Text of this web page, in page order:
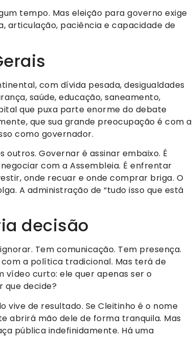
tempo. Mas eleição para governo exige
articulação, paciência e capacidade de
com dívida pesada, desigualdades
saúde, educação, saneamento,
que puxa parte enorme do debate
que sua grande preocupação é com a
como governador.
Governar é assinar embaixo. É
com a Assembleia. É enfrentar
onde recuar e onde comprar briga. O
A administração de “tudo isso que está
decisão
Tem comunicação. Tem presença.
a política tradicional. Mas terá de
vídeo curto: ele quer apenas ser o
que decide?
vive de resultado. Se Cleitinho é o nome
abrirá mão dele de forma tranquila. Mas
pública indefinidamente. Há uma